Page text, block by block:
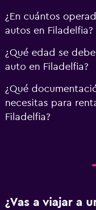
¿En cuántos
autos en Filadelfia?
¿Qué edad se
auto en Filadelfia?
¿Qué
necesitas para
Filadelfia?
¿Vas a viajar a